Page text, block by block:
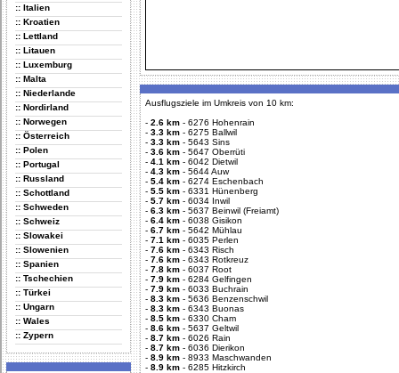
:: Italien
:: Kroatien
:: Lettland
:: Litauen
:: Luxemburg
:: Malta
:: Niederlande
:: Nordirland
:: Norwegen
:: Österreich
:: Polen
:: Portugal
:: Russland
:: Schottland
:: Schweden
:: Schweiz
:: Slowakei
:: Slowenien
:: Spanien
:: Tschechien
:: Türkei
:: Ungarn
:: Wales
:: Zypern
Ausflugsziele im Umkreis von 10 km:
- 2.6 km - 6276 Hohenrain
- 3.3 km - 6275 Ballwil
- 3.3 km - 5643 Sins
- 3.6 km - 5647 Oberrüti
- 4.1 km - 6042 Dietwil
- 4.3 km - 5644 Auw
- 5.4 km - 6274 Eschenbach
- 5.5 km - 6331 Hünenberg
- 5.7 km - 6034 Inwil
- 6.3 km - 5637 Beinwil (Freiamt)
- 6.4 km - 6038 Gisikon
- 6.7 km - 5642 Mühlau
- 7.1 km - 6035 Perlen
- 7.6 km - 6343 Risch
- 7.6 km - 6343 Rotkreuz
- 7.8 km - 6037 Root
- 7.9 km - 6284 Gelfingen
- 7.9 km - 6033 Buchrain
- 8.3 km - 5636 Benzenschwil
- 8.3 km - 6343 Buonas
- 8.5 km - 6330 Cham
- 8.6 km - 5637 Geltwil
- 8.7 km - 6026 Rain
- 8.7 km - 6036 Dierikon
- 8.9 km - 8933 Maschwanden
- 8.9 km - 6285 Hitzkirch